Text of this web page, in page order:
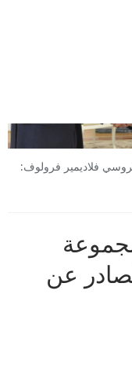
فلاديمير فرولوف:
عن